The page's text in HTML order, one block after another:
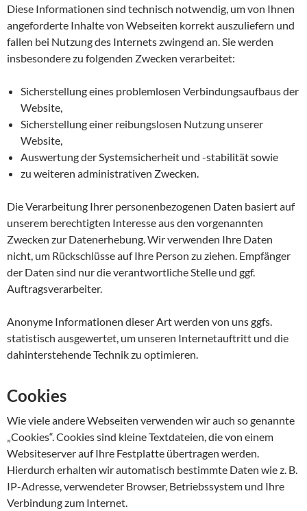
Diese Informationen sind technisch notwendig, um von Ihnen
angeforderte Inhalte von Webseiten korrekt auszuliefern und
fallen bei Nutzung des Internets zwingend an. Sie werden
insbesondere zu folgenden Zwecken verarbeitet:
Sicherstellung eines problemlosen Verbindungsaufbaus der
Website,
Sicherstellung einer reibungslosen Nutzung unserer
Website,
Auswertung der Systemsicherheit und -stabilität sowie
zu weiteren administrativen Zwecken.
Die Verarbeitung Ihrer personenbezogenen Daten basiert auf
unserem berechtigten Interesse aus den vorgenannten
Zwecken zur Datenerhebung. Wir verwenden Ihre Daten
nicht, um Rückschlüsse auf Ihre Person zu ziehen. Empfänger
der Daten sind nur die verantwortliche Stelle und ggf.
Auftragsverarbeiter.
Anonyme Informationen dieser Art werden von uns ggfs.
statistisch ausgewertet, um unseren Internetauftritt und die
dahinterstehende Technik zu optimieren.
Cookies
Wie viele andere Webseiten verwenden wir auch so genannte
„Cookies“. Cookies sind kleine Textdateien, die von einem
Websiteserver auf Ihre Festplatte übertragen werden.
Hierdurch erhalten wir automatisch bestimmte Daten wie z. B.
IP-Adresse, verwendeter Browser, Betriebssystem und Ihre
Verbindung zum Internet.